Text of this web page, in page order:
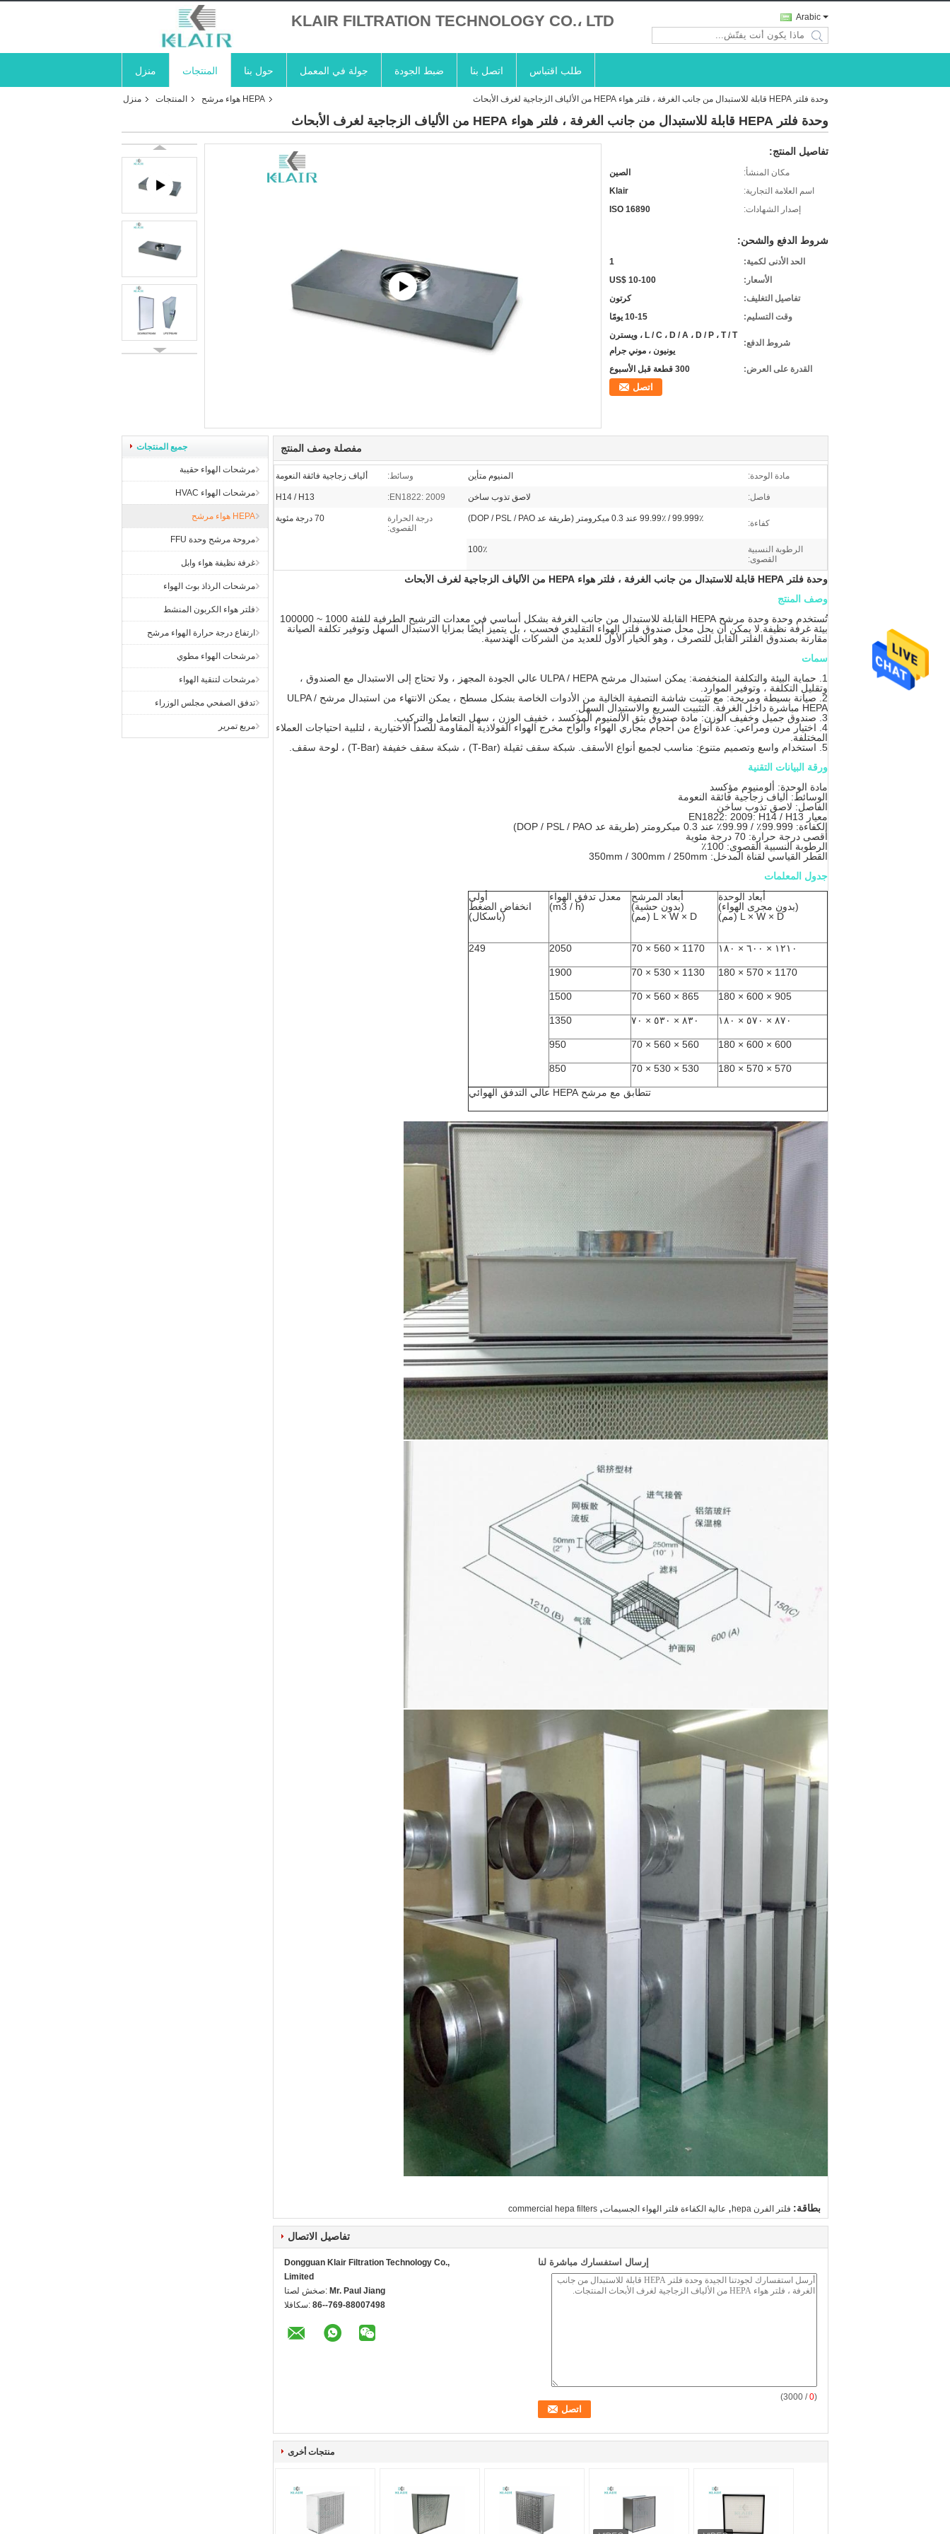
KLAIR FILTRATION TECHNOLOGY CO.، LTD Arabic
search
منزل المنتجات حول بنا جولة في المعمل ضبط الجودة اتصل بنا طلب اقتباس
منزل المنتجات HEPA هواء مرشح وحدة فلتر HEPA قابلة للاستبدال من جانب الغرفة ، فلتر هواء HEPA من الألياف الزجاجية لغرف الأبحاث
وحدة فلتر HEPA قابلة للاستبدال من جانب الغرفة ، فلتر هواء HEPA من الألياف الزجاجية لغرف الأبحاث
تفاصيل المنتج:
مكان المنشأ:
الصين
اسم العلامة التجارية:
Klair
إصدار الشهادات:
ISO 16890
شروط الدفع والشحن:
الحد الأدنى لكمية:
1
الأسعار:
US$ 10-100
تفاصيل التغليف:
كرتون
وقت التسليم:
10-15 يومًا
شروط الدفع:
L / C ، D / A ، D / P ، T / T ، ويسترن
يونيون ، موني جرام
القدرة على العرض:
300 قطعة قبل الأسبوع
اتصل
جميع المنتجات
مرشحات الهواء حقيبة
مرشحات الهواء HVAC
HEPA هواء مرشح
مروحة مرشح وحدة FFU
غرفة نظيفة هواء وابل
مرشحات الرذاذ بوث الهواء
فلتر هواء الكربون المنشط
ارتفاع درجة حرارة الهواء مرشح
مرشحات الهواء مطوي
مرشحات لتنقية الهواء
تدفق الصفحي مجلس الوزراء
مربع تمرير
مفصلة وصف المنتج
مادة الوحدة: المنيوم متأين وسائط: ألياف زجاجية فائقة النعومة
فاصل: لاصق تذوب ساخن EN1822: 2009:
H14 / H13
كفاءة: 99.999٪ / 99.99٪ عند 0.3 ميكرومتر (طريقة عد DOP / PSL / PAO)
درجة الحرارة
القصوى:
70 درجة مئوية
الرطوبة النسبية
القصوى:
100٪
وحدة فلتر HEPA قابلة للاستبدال من جانب الغرفة ، فلتر هواء HEPA من الألياف الزجاجية لغرف الأبحاث
وصف المنتج
تُستخدم وحدة وحدة مرشح HEPA القابلة للاستبدال من جانب الغرفة بشكل أساسي في معدات الترشيح الطرفية للفئة 1000 ~ 100000
بيئة غرفة نظيفة.لا يمكن أن يحل محل صندوق فلتر الهواء التقليدي فحسب ، بل يتميز أيضًا بمزايا الاستبدال السهل وتوفير تكلفة الصيانة
مقارنة بصندوق الفلتر القابل للتصرف ، وهو الخيار الأول للعديد من الشركات الهندسية.
سمات
1. حماية البيئة والتكلفة المنخفضة: يمكن استبدال مرشح ULPA / HEPA عالي الجودة المجهز ، ولا تحتاج إلى الاستبدال مع الصندوق ،
وتقليل التكلفة ، وتوفير الموارد.
2. صيانة بسيطة ومريحة: مع تثبيت شاشة التصفية الخالية من الأدوات الخاصة بشكل مسطح ، يمكن الانتهاء من استبدال مرشح ULPA /
HEPA مباشرة داخل الغرفة. التثبيت السريع والاستبدال السهل.
3. صندوق جميل وخفيف الوزن: مادة صندوق بثق الألمنيوم المؤكسد ، خفيف الوزن ، سهل التعامل والتركيب.
4. اختيار مرن ومراعي: عدة أنواع من أحجام مجاري الهواء وألواح مخرج الهواء الفولاذية المقاومة للصدأ الاختيارية ، لتلبية احتياجات العملاء
المختلفة.
5. استخدام واسع وتصميم متنوع: مناسب لجميع أنواع الأسقف. شبكة سقف ثقيلة (T-Bar) ، شبكة سقف خفيفة (T-Bar) ، لوحة سقف.
ورقة البيانات التقنية
مادة الوحدة: ألومنيوم مؤكسد
الوسائط: ألياف زجاجية فائقة النعومة
الفاصل: لاصق تذوب ساخن
معيار EN1822: 2009: H14 / H13
الكفاءة: 99.999٪ / 99.99٪ عند 0.3 ميكرومتر (طريقة عد DOP / PSL / PAO)
أقصى درجة حرارة: 70 درجة مئوية
الرطوبة النسبية القصوى: 100٪
القطر القياسي لقناة المدخل: 350mm / 300mm / 250mm
جدول المعلمات
أبعاد الوحدة
(بدون مجرى الهواء)
L × W × D (مم)
أبعاد المرشح
(بدون حشية)
L × W × D (مم)
معدل تدفق الهواء
(m3 / h)
أولي
انخفاض الضغط
(باسكال)
١٢١٠ × ٦٠٠ × ١٨٠ 1170 × 560 × 70
2050
249
1170 × 570 × 180
1130 × 530 × 70
1900
905 × 600 × 180
865 × 560 × 70
1500
٨٧٠ × ٥٧٠ × ١٨٠ ٨٣٠ × ٥٣٠ × ٧٠ 1350
600 × 600 × 180
560 × 560 × 70
950
570 × 570 × 180
530 × 530 × 70
850
تتطابق مع مرشح HEPA عالي التدفق الهوائي
بطاقة: فلتر الفرن hepa , عالية الكفاءة فلتر الهواء الجسيمات,
commercial hepa filters
تفاصيل الاتصال
Dongguan Klair Filtration Technology Co.,
Limited
اتصل شخص: Mr. Paul Jiang
الفاكس: 86--769-88007498
إرسال استفسارك مباشرة لنا
(
0
/ 3000)
منتجات أخرى